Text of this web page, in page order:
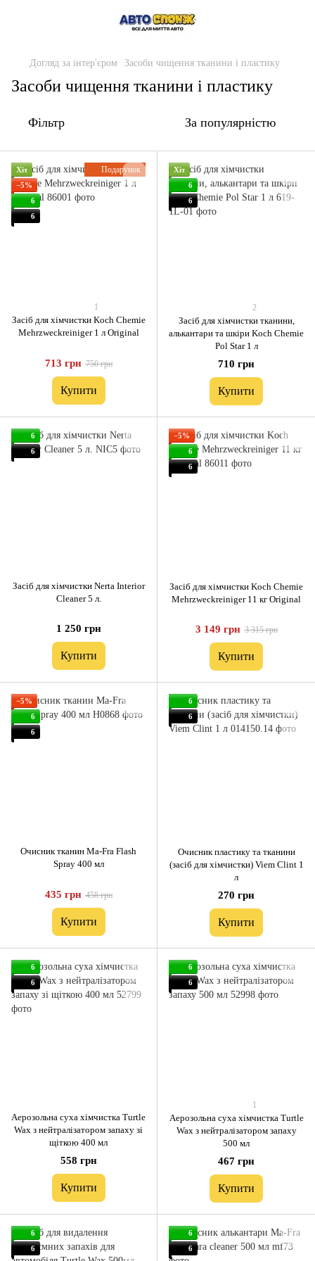
Догляд за інтер'єром Засоби чищення тканини і пластику
Засоби чищення тканини і пластику
Фільтр За популярністю
Подарунок
Хіт
−5%
6
6
1
Засіб для хімчистки Koch Chemie
Mehrzweckreiniger 1 л Original
713 грн 750 грн
Купити
Хіт
6
6
2
Засіб для хімчистки тканини,
алькантари та шкіри Koch Chemie
Pol Star 1 л
710 грн
Купити
6
6
Засіб для хімчистки Nerta Interior
Cleaner 5 л.
1 250 грн
Купити
−5%
6
6
Засіб для хімчистки Koch Chemie
Mehrzweckreiniger 11 кг Original
3 149 грн 3 315 грн
Купити
−5%
6
6
Очисник тканин Ma-Fra Flash
Spray 400 мл
435 грн 458 грн
Купити
6
6
Очисник пластику та тканини
(засіб для хімчистки) Viem Clint 1
л
270 грн
Купити
6
6
Аерозольна суха хімчистка Turtle
Wax з нейтралізатором запаху зі
щіткою 400 мл
558 грн
Купити
6
6
1
Аерозольна суха хімчистка Turtle
Wax з нейтралізатором запаху
500 мл
467 грн
Купити
6
6
6
6